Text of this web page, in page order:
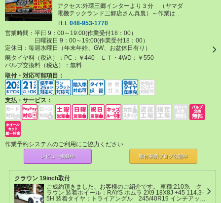
アクセス:外環三郷インターより３分 （ヤマダ
電機テックランド三郷店さん真裏）～作業はカ
レンダー指定予約をお願いします～AUTOWAY
日を選択してください。 簡単に取付予定日の予
約が可能です。
TEL:048-953-1770
営業時間：平日 9：00～19:00(作業受付18：00）
日曜祝日 9：00～19:00(作業受付18：00）
定休日： 毎週水曜日（年末年始、GW、お盆休日有り）
廃タイヤ料（税込）： PC：￥440 ＬＴ・4WD：￥550
バルブ交換料（税込）： 無料
取付・対応可能項目：
支払・サービス：
作業予約システムのご利用にご協力ください
レビュー掲載中 取付実績ブログ公開中
クラウン 19inch取付
ご成約頂きました、お客様のご紹介です。 車種:210系 ク
ラウン 装着ホイール：RAYS ホムラ 2X9 18X8J +45 114.3-
5H 装着タイヤ：トライアングル 245/40R19 インチアップ